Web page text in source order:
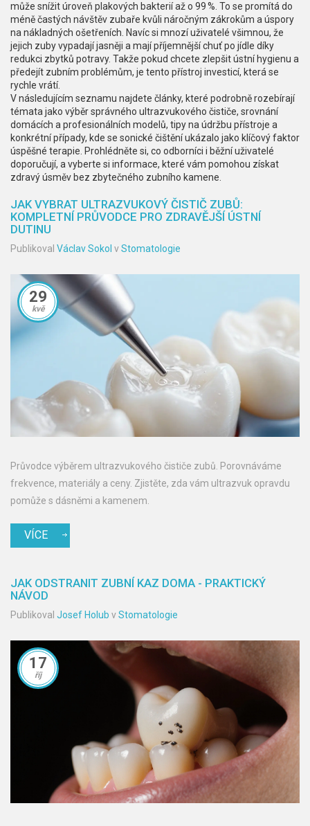
může snížit úroveň plakových bakterií až o 99 %. To se promítá do
méně častých návštěv zubaře kvůli náročným zákrokům a úspory
na nákladných ošetřeních. Navíc si mnozí uživatelé všimnou, že
jejich zuby vypadají jasněji a mají příjemnější chuť po jídle díky
redukci zbytků potravy. Takže pokud chcete zlepšit ústní hygienu a
předejít zubním problémům, je tento přístroj investicí, která se
rychle vrátí.
V následujícím seznamu najdete články, které podrobně rozebírají
témata jako výběr správného ultrazvukového čističe, srovnání
domácích a profesionálních modelů, tipy na údržbu přístroje a
konkrétní případy, kde se sonické čištění ukázalo jako klíčový faktor
úspěšné terapie. Prohlédněte si, co odborníci i běžní uživatelé
doporučují, a vyberte si informace, které vám pomohou získat
zdravý úsměv bez zbytečného zubního kamene.
JAK VYBRAT ULTRAZVUKOVÝ ČISTIČ ZUBŮ:
KOMPLETNÍ PRŮVODCE PRO ZDRAVĚJŠÍ ÚSTNÍ
DUTINU
Publikoval Václav Sokol vStomatologie
29
kvě
Průvodce výběrem ultrazvukového čističe zubů. Porovnáváme
frekvence, materiály a ceny. Zjistěte, zda vám ultrazvuk opravdu
pomůže s dásněmi a kamenem.
VÍCE
JAK ODSTRANIT ZUBNÍ KAZ DOMA - PRAKTICKÝ
NÁVOD
Publikoval Josef Holub vStomatologie
17
říj